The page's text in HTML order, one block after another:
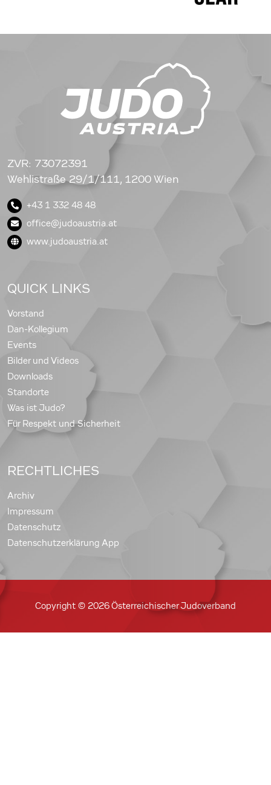
ZVR: 73072391
Wehlistraße 29/1/111, 1200 Wien
+43 1 332 48 48
office@judoaustria.at
www.judoaustria.at
QUICK LINKS
Vorstand
Dan-Kollegium
Events
Bilder und Videos
Downloads
Standorte
Was ist Judo?
Für Respekt und Sicherheit
RECHTLICHES
Archiv
Impressum
Datenschutz
Datenschutzerklärung App
Copyright © 2026 Österreichischer Judoverband